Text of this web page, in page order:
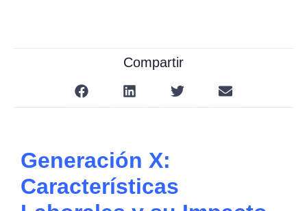
Compartir
Generación X:
Características